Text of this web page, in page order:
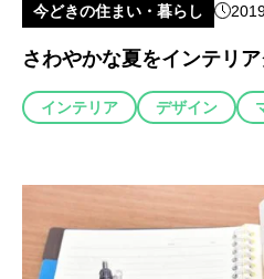
今どきの住まい・暮らし
さわやかな夏をインテリ
インテリア デザイン